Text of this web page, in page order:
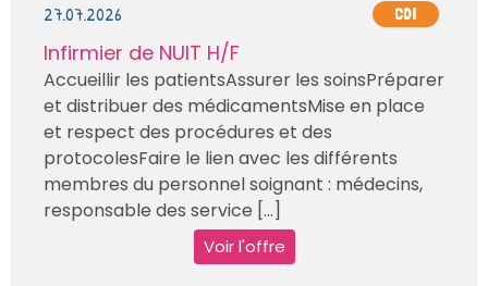
27.07.2026 CDI
Infirmier de NUIT H/F
Accueillir les patientsAssurer les soinsPréparer
et distribuer des médicamentsMise en place
et respect des procédures et des
protocolesFaire le lien avec les différents
membres du personnel soignant : médecins,
responsable des service [...]
Voir l'offre